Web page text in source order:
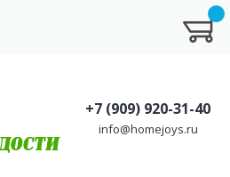
+7 (909) 920-31-40
info@homejoys.ru